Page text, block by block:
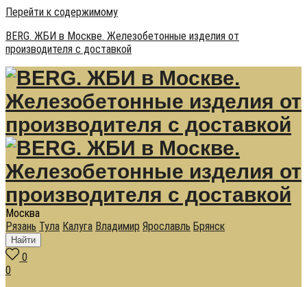
Перейти к содержимому
BERG. ЖБИ в Москве. Железобетонные изделия от
производителя с доставкой
Москва
Рязань Тула Калуга Владимир Ярославль Брянск
Найти
0
0